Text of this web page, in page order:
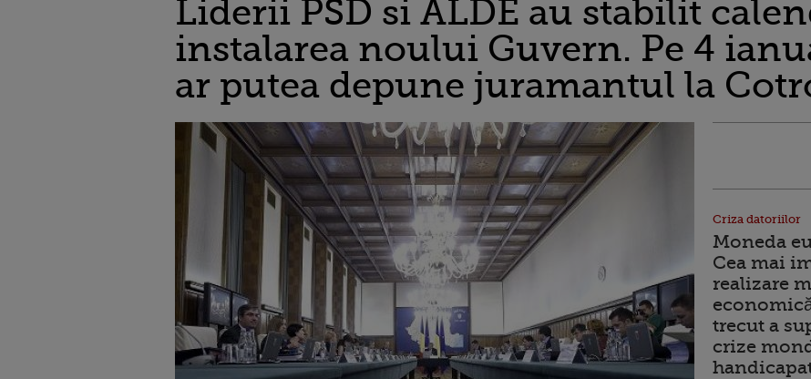
Liderii PSD si ALDE au stabilit
instalarea noului Guvern. Pe 4
ar putea depune juramantul la
Criza datoriilor
Moneda
Cea mai
realizare
trecut a
crize